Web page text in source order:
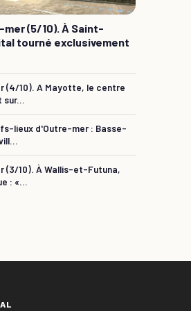
(5/10). À Saint-
tourné exclusivement
(4/10). A Mayotte, le centre
sur...
lieux d'Outre-mer : Basse-
(3/10). À Wallis-et-Futuna,
: «...